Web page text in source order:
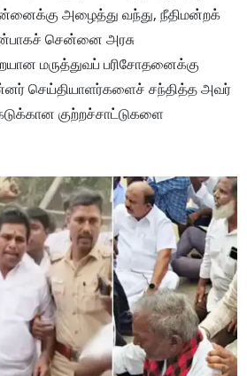
அழைத்து வந்து, நீதிமன்றக்
சென்னை அரசு
மருத்துவப் பரிசோதனைக்கு
செய்தியாளர்களைச் சந்தித்த அவர்
குற்றச்சாட்டுகளை